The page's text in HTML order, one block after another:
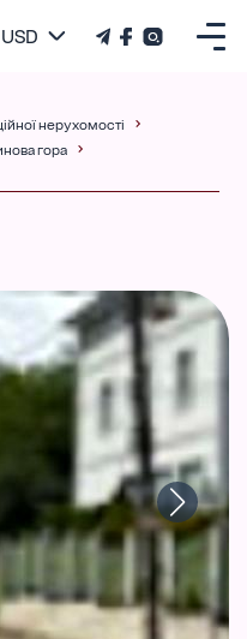
USD
нерухомості
гора